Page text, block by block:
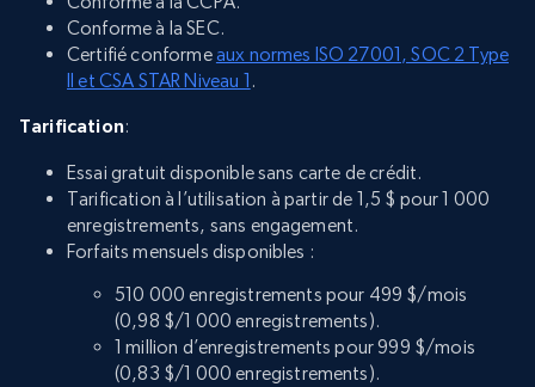
Conforme à la SEC.
Certifié conformeaux normes ISO 27001, SOC 2 Type
II et CSA STAR Niveau 1 .
Tarification:
Essai gratuit disponible sans carte de crédit.
Tarification à l’utilisation à partir de 1,5 $ pour 1 000
enregistrements, sans engagement.
Forfaits mensuels disponibles :
510 000 enregistrements pour 499 $/mois
(0,98 $/1 000 enregistrements).
1 million d’enregistrements pour 999 $/mois
(0,83 $/1 000 enregistrements).